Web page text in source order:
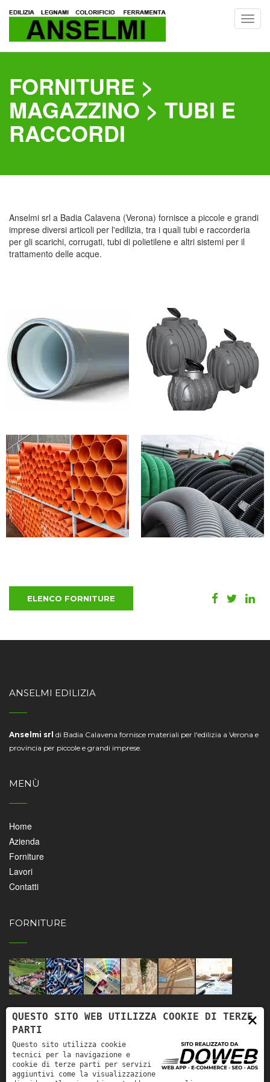
FORNITURE >
MAGAZZINO > TUBI E
RACCORDI
Anselmi srl a Badia Calavena (Verona) fornisce a piccole e grandi
imprese diversi articoli per l'edilizia, tra i quali tubi e raccorderia
per gli scarichi, corrugati, tubi di polietilene e altri sistemi per il
trattamento delle acque.
ELENCO FORNITURE
ANSELMI EDILIZIA
Anselmi srl di Badia Calavena fornisce materiali per l'edilizia a Verona e
provincia per piccole e grandi imprese.
MENÙ
Home
Azienda
Forniture
Lavori
Contatti
FORNITURE
CONTATTI
Puoi trovarci ai seguenti contatti
×
QUESTO SITO WEB UTILIZZA COOKIE DI TERZE
PARTI
Questo sito utilizza cookie
tecnici per la navigazione e
cookie di terze parti per servizi
aggiuntivi come la visualizzazione